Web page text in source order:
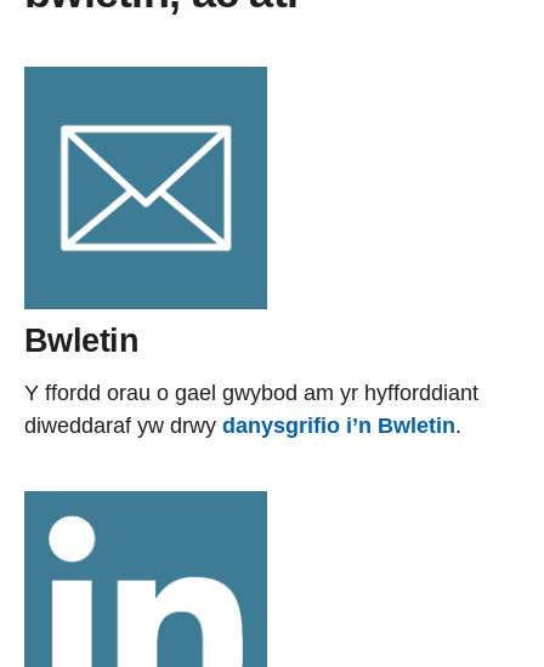
Bwletin
Y ffordd orau o gael gwybod am yr hyfforddiant
diweddaraf yw drwy danysgrifio i’n Bwletin.